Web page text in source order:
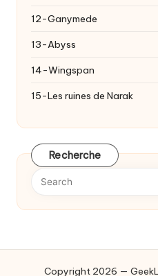
12-Ganymede
13-Abyss
14-Wingspan
15-Les ruines de Narak
Recherche
Copyright 2026 —